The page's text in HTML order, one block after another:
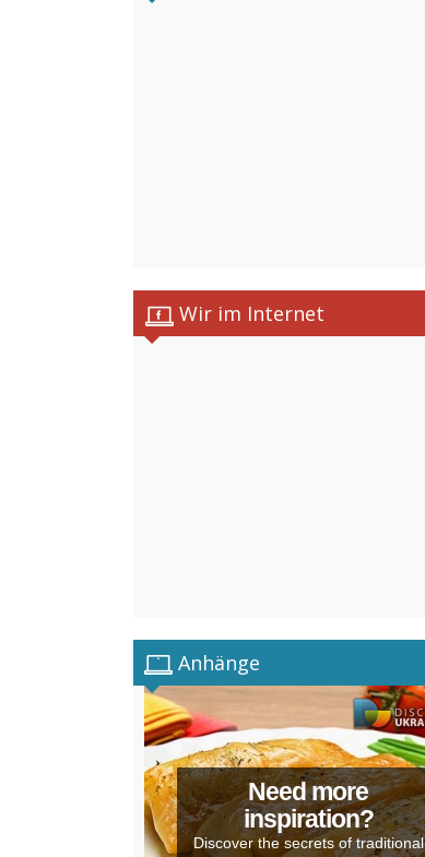
Wir im Internet
Anhänge
Need more
inspiration?
Discover the secrets of traditional